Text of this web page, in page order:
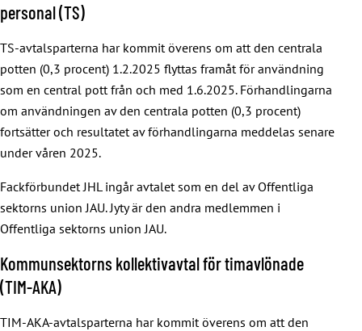
personal (TS)
TS-avtalsparterna har kommit överens om att den centrala
potten (0,3 procent) 1.2.2025 flyttas framåt för användning
som en central pott från och med 1.6.2025. Förhandlingarna
om användningen av den centrala potten (0,3 procent)
fortsätter och resultatet av förhandlingarna meddelas senare
under våren 2025.
Fackförbundet JHL ingår avtalet som en del av Offentliga
sektorns union JAU. Jyty är den andra medlemmen i
Offentliga sektorns union JAU.
Kommunsektorns kollektivavtal för timavlönade
(TIM-AKA)
TIM-AKA-avtalsparterna har kommit överens om att den